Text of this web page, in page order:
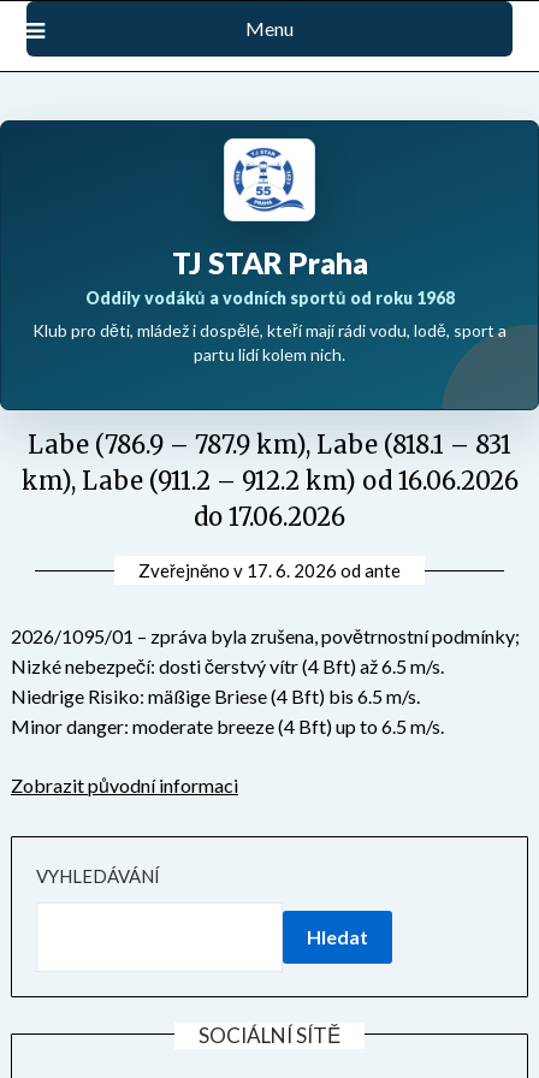
Přejdi
obsah
Menu
TJ STAR Praha
Oddíly vodáků a vodních sportů od roku 1968
Klub pro děti, mládež i dospělé, kteří mají rádi vodu, lodě, sport a
partu lidí kolem nich.
Labe (786.9 – 787.9 km), Labe (818.1 – 831
km), Labe (911.2 – 912.2 km) od 16.06.2026
do 17.06.2026
Zveřejněno v 17. 6. 2026 odante
2026/1095/01 – zpráva byla zrušena, povětrnostní podmínky;
Nizké nebezpečí: dosti čerstvý vítr (4 Bft) až 6.5 m/s.
Niedrige Risiko: mäßige Briese (4 Bft) bis 6.5 m/s.
Minor danger: moderate breeze (4 Bft) up to 6.5 m/s.
Zobrazit původní informaci
VYHLEDÁVÁNÍ
Hledat
SOCIÁLNÍ SÍTĚ